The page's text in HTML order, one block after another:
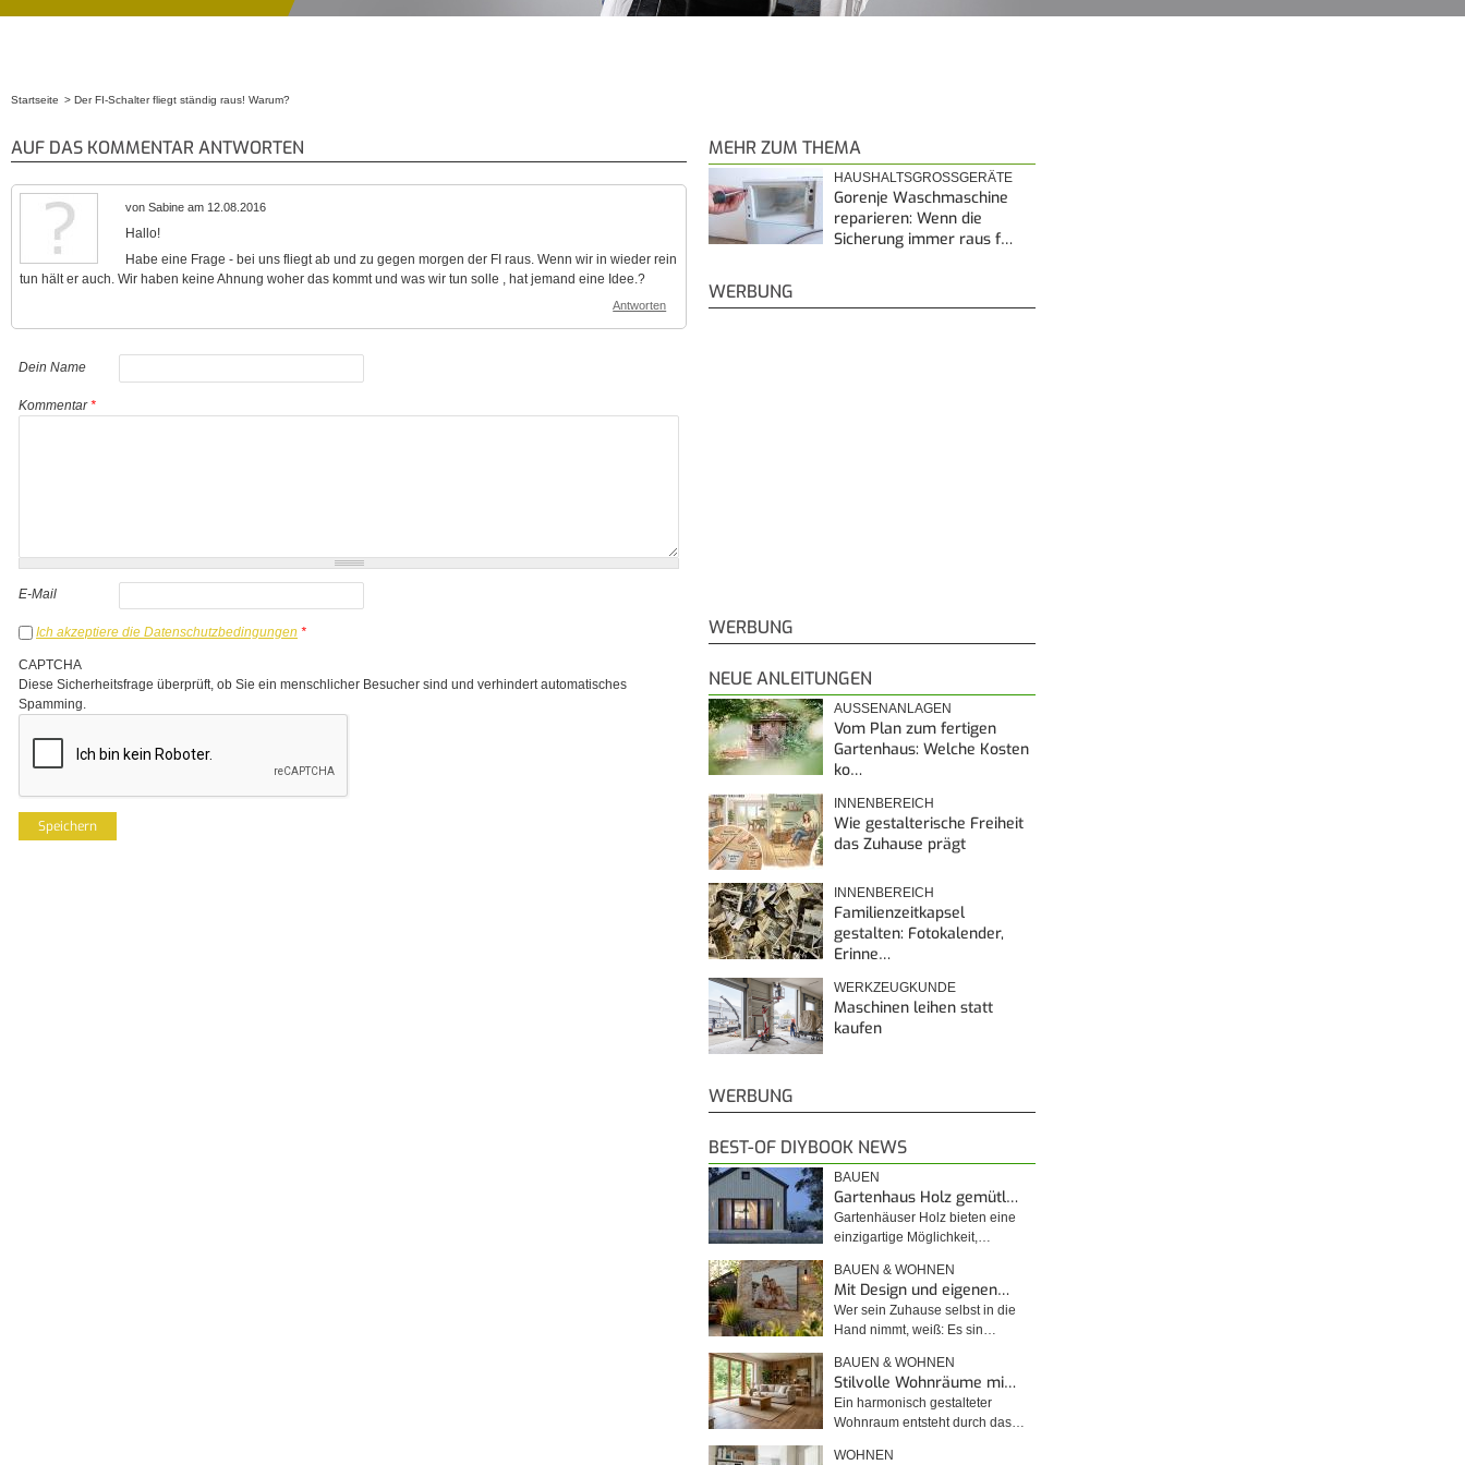
Startseite Der FI-Schalter fliegt ständig raus! Warum?
AUF DAS KOMMENTAR ANTWORTEN
von Sabine am 12.08.2016
Hallo!
Habe eine Frage - bei uns fliegt ab und zu gegen morgen der FI raus. Wenn wir in wieder rein
tun hält er auch. Wir haben keine Ahnung woher das kommt und was wir tun solle , hat jemand eine Idee.?
Antworten
Dein Name
Kommentar*
E-Mail
Ich akzeptiere die Datenschutzbedingungen *
CAPTCHA
Diese Sicherheitsfrage überprüft, ob Sie ein menschlicher Besucher sind und verhindert automatisches
Spamming.
MEHR ZUM THEMA
HAUSHALTSGROSSGERÄTE
Gorenje Waschmaschine
reparieren: Wenn die
Sicherung immer raus f…
WERBUNG
WERBUNG
NEUE ANLEITUNGEN
AUSSENANLAGEN
Vom Plan zum fertigen
Gartenhaus: Welche Kosten
ko…
INNENBEREICH
Wie gestalterische Freiheit
das Zuhause prägt
INNENBEREICH
Familienzeitkapsel
gestalten: Fotokalender,
Erinne…
WERKZEUGKUNDE
Maschinen leihen statt
kaufen
WERBUNG
BEST-OF DIYBOOK NEWS
BAUEN
Gartenhaus Holz gemütl…
Gartenhäuser Holz bieten eine
einzigartige Möglichkeit,…
BAUEN & WOHNEN
Mit Design und eigenen…
Wer sein Zuhause selbst in die
Hand nimmt, weiß: Es sin…
BAUEN & WOHNEN
Stilvolle Wohnräume mi…
Ein harmonisch gestalteter
Wohnraum entsteht durch das…
WOHNEN